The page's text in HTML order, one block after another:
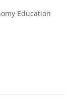
Education